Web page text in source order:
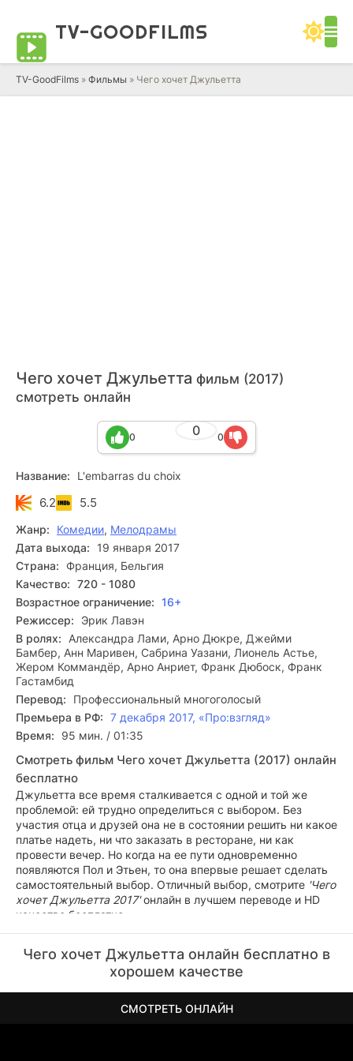
TV-GOODFILMS
TV-GoodFilms » Фильмы » Чего хочет Джульетта
Чего хочет Джульетта фильм (2017)
смотреть онлайн
0
0 0
Название: L'embarras du choix
6.2 5.5
Жанр: Комедии, Мелодрамы
Дата выхода:
19 января 2017
Страна:
Франция, Бельгия
Качество: 720 - 1080
Возрастное ограничение: 16+
Режиссер:
Эрик Лавэн
В ролях:
Александра Лами, Арно Дюкре, Джейми
Бамбер, Анн Маривен, Сабрина Уазани, Лионель Астье,
Жером Коммандёр, Арно Анриет, Франк Дюбоск, Франк
Гастамбид
Перевод:
Профессиональный многоголосый
Премьера в РФ: 7 декабря 2017, «Про:взгляд»
Время:
95 мин. / 01:35
Смотреть фильм Чего хочет Джульетта (2017) онлайн
бесплатно
Джульетта все время сталкивается с одной и той же
проблемой: ей трудно определиться с выбором. Без
участия отца и друзей она не в состоянии решить ни какое
платье надеть, ни что заказать в ресторане, ни как
провести вечер. Но когда на ее пути одновременно
появляются Пол и Этьен, то она впервые решает сделать
самостоятельный выбор. Отличный выбор, смотрите 'Чего
хочет Джульетта 2017'онлайн в лучшем переводе и HD
качестве бесплатно.
Чего хочет Джульетта онлайн бесплатно в
хорошем качестве
СМОТРЕТЬ ОНЛАЙН